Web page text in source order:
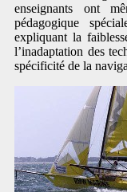
enseignants ont
pédagogique
expliquant la
l’inadaptation des
spécificité de la